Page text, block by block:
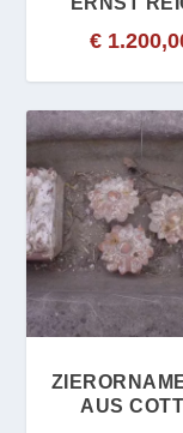
€
AUS